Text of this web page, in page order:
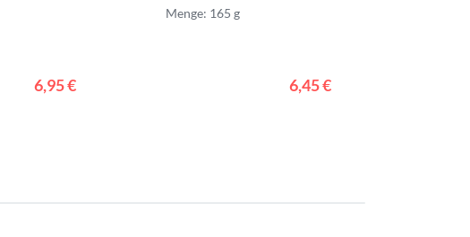
6,95 €
Menge: 165 g
6,45 €